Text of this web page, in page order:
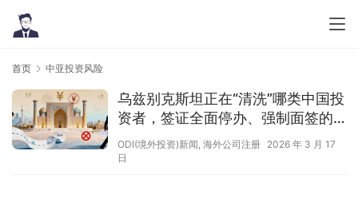
首页 中亚投资风险
乌兹别克斯坦正在“清洗”哪类中国投
资者，签证全面停办、强制面签的
背后？
ODI(境外投资)新闻, 海外公司注册 2026 年 3 月 17
日